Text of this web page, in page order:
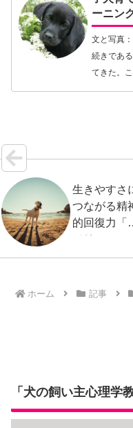
ーニン
文と写真
続きであ
てきた。
れずっと
生きやすさ
つながる精
的回復力「
ジリエン
ス」、犬用
開発
ホーム 記事
「犬の飼い主心理学